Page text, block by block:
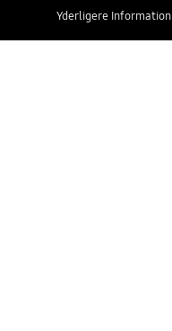
Yderligere Information